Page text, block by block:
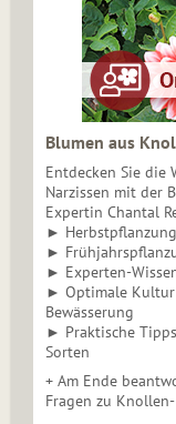
Blumen aus
Entdecken Sie die
Narzissen mit der
Expertin Chantal
►
►
► Experten-
► Optimale Kultur
Bewässerung
► Praktische
Sorten
+ Am Ende
Fragen zu